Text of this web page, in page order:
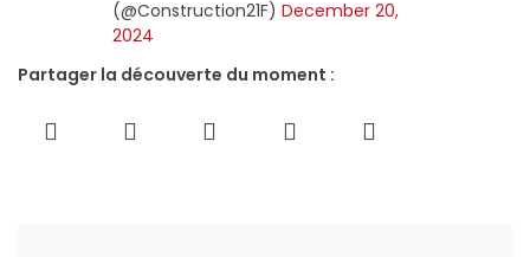
(@Construction21F) December 20,
2024
Partager la découverte du moment :